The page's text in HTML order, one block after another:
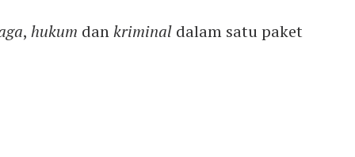
, hukum dankriminal dalam satu paket